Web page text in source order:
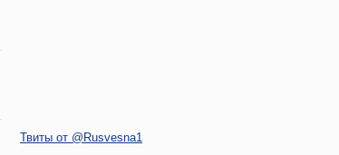
Твиты от @Rusvesna1